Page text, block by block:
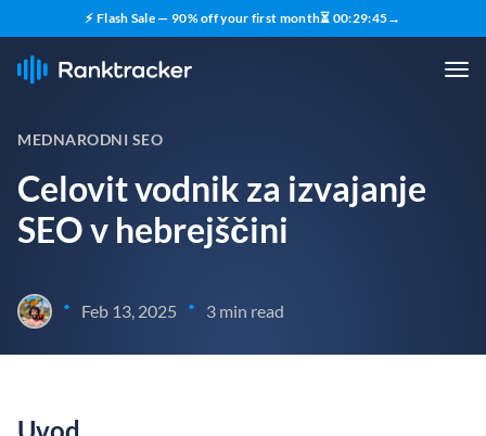
⚡ Flash Sale — 90% off your first month⏳ 00:29:45→
MEDNARODNI SEO
Celovit vodnik za izvajanje
SEO v hebrejščini
• Feb 13, 2025 • 3 min read